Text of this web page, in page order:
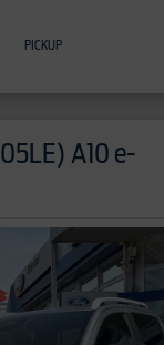
PICKUP
A10 e-